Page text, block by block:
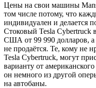
Цены на свои машины
том числе потому, что
индивидуален и делается
Стоковый Tesla Cybertruck
США от 99 990 долларов,
не продаётся. Те, кому не
Tesla Cybertruck, могут
варианту от
он немного из другой
на автобаны.